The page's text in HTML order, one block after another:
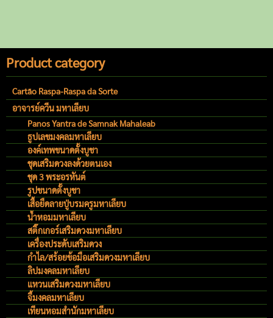
Product category
Cartão Raspa-Raspa da Sorte
อาจารย์ควีน มหาเลียบ
Panos Yantra de Samnak Mahaleab
ธูปเลขมงคลมหาเลียบ
องค์เทพขนาดตั้งบูชา
ชุดเสริมดวงลงด้วยตนเอง
ชุด 3 พระอรหันต์
รูปขนาดตั้งบูชา
เสื้อยืดลายปู่บรมครูมหาเลียบ
น้ำหอมมหาเลียบ
สติ๊กเกอร์เสริมดวงมหาเลียบ
เครื่องประดับเสริมดวง
กำไล/สร้อยข้อมือเสริมดวงมหาเลียบ
ลิปมงคลมหาเลียบ
แหวนเสริมดวงมหาเลียบ
จี้มงคลมหาเลียบ
เทียนหอมสำนักมหาเลียบ